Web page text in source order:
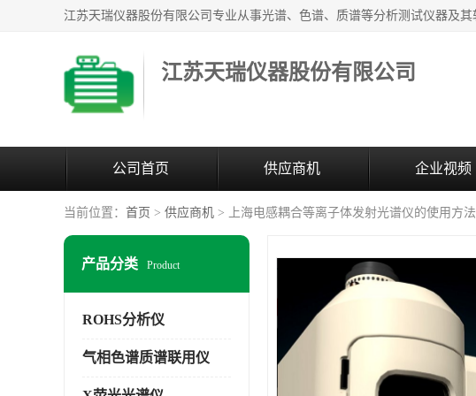
江苏天瑞仪器股份有限公司
公司首页 供应商机 企业视频
当前位置： 首页 > 供应商机 > 上海电感耦合等离子体发射光谱仪的使用方法
产品分类 Product
ROHS分析仪
气相色谱质谱联用仪